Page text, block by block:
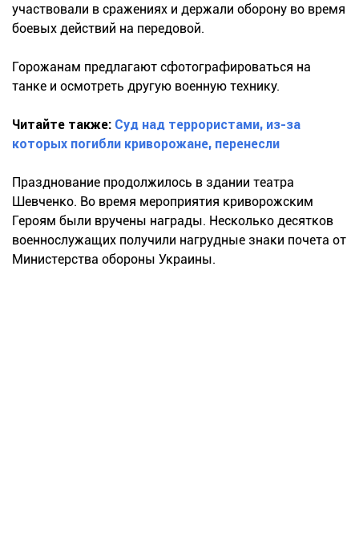
участвовали в сражениях и держали оборону во время
боевых действий на передовой.
Горожанам предлагают сфотографироваться на
танке и осмотреть другую военную технику.
Читайте также: Суд над террористами, из-за
которых погибли криворожане, перенесли
Празднование продолжилось в здании театра
Шевченко. Во время мероприятия криворожским
Героям были вручены награды. Несколько десятков
военнослужащих получили нагрудные знаки почета от
Министерства обороны Украины.